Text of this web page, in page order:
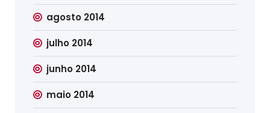
agosto 2014
julho 2014
junho 2014
maio 2014